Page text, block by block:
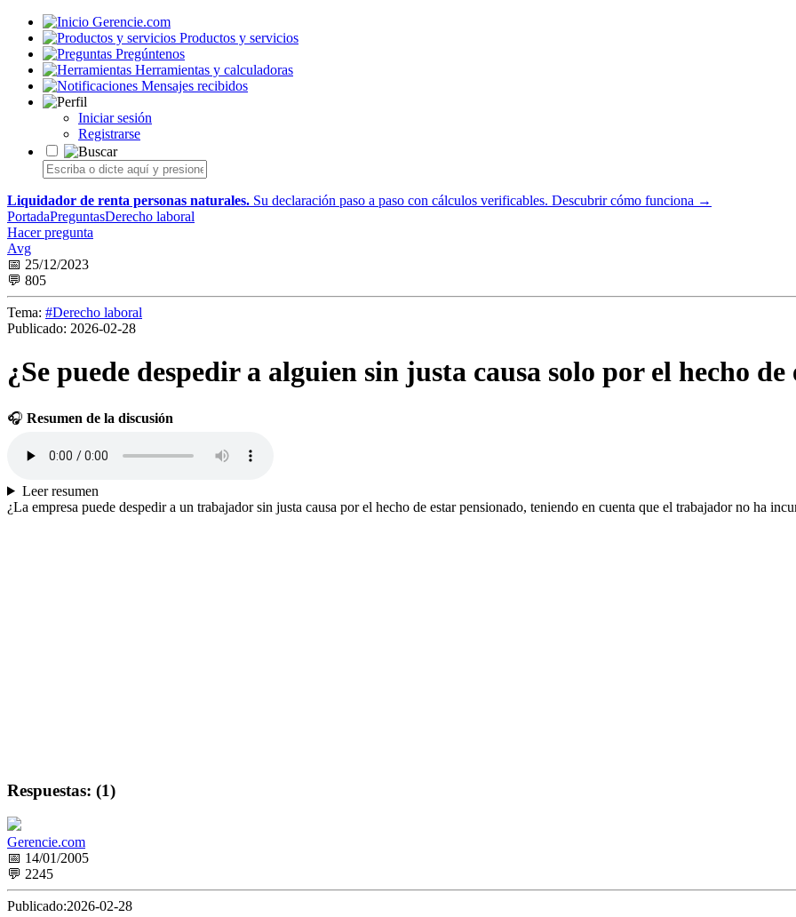
Gerencie.com
Productos y servicios
Pregúntenos
Herramientas y calculadoras
Mensajes recibidos
Iniciar sesión
Registrarse
Liquidador de renta personas naturales. Su declaración paso a paso con cálculos verificables. Descubrir cómo funciona →
PortadaPreguntasDerecho laboral
Hacer pregunta
Avg
📅 25/12/2023
💬 805
Tema: #Derecho laboral
Publicado: 2026-02-28
¿Se puede despedir a alguien sin justa causa solo por el hecho de
🎧 Resumen de la discusión
Leer resumen
¿La empresa puede despedir a un trabajador sin justa causa por el hecho de estar pensionado, teniendo en cuenta que el trabajador no ha
Respuestas: (1)
Gerencie.com
📅 14/01/2005
💬 2245
Publicado:2026-02-28